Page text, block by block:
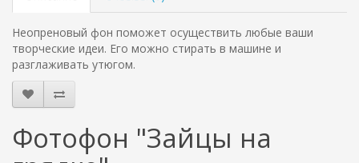
Неопреновый фон поможет осуществить любые ваши
творческие идеи. Его можно стирать в машине и
разглаживать утюгом.
Фотофон "Зайцы на